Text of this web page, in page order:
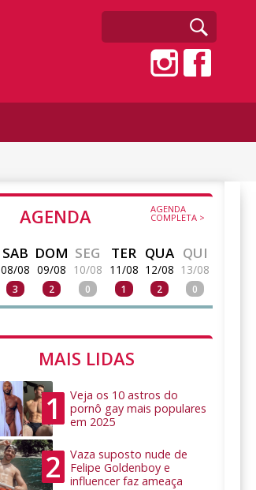
AGENDA AGENDA
COMPLETA >
SAB
08/08
3
DOM
09/08
2
SEG
10/08
0
TER
11/08
1
QUA
12/08
2
QUI
13/08
0
MAIS LIDAS
1
Veja os 10 astros do
pornô gay mais populares
em 2025
2
Vaza suposto nude de
Felipe Goldenboy e
influencer faz ameaça